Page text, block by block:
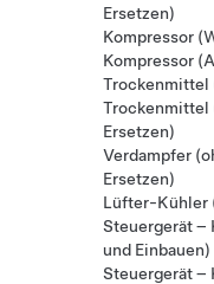
Ersetzen)
Kompressor
Kompressor
Trockenmittel
Trockenmittel
Ersetzen)
Verdampfer
Ersetzen)
Lüfter-Kühler
Steuergerät –
und Einbauen)
Steuergerät –